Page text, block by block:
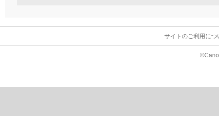
サイトのご利用につ